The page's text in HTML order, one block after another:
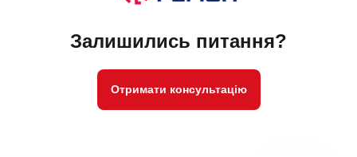
Залишились питання?
Отримати консультацію